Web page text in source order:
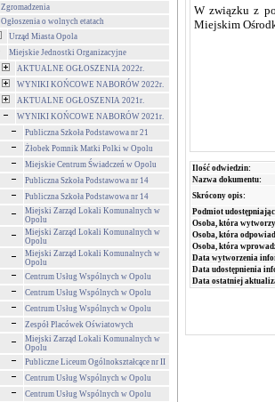
Zgromadzenia
Ogłoszenia o wolnych etatach
Urząd Miasta Opola
Miejskie Jednostki Organizacyjne
AKTUALNE OGŁOSZENIA 2022r.
WYNIKI KOŃCOWE NABORÓW 2022r.
AKTUALNE OGŁOSZENIA 2021r.
WYNIKI KOŃCOWE NABORÓW 2021r.
Publiczna Szkoła Podstawowa nr 21
Żłobek Pomnik Matki Polki w Opolu
Miejskie Centrum Świadczeń w Opolu
Publiczna Szkoła Podstawowa nr 14
Publiczna Szkoła Podstawowa nr 14
Miejski Zarząd Lokali Komunalnych w
Opolu
Miejski Zarząd Lokali Komunalnych w
Opolu
Miejski Zarząd Lokali Komunalnych w
Opolu
Centrum Usług Wspólnych w Opolu
Centrum Usług Wspólnych w Opolu
Centrum Usług Wspólnych w Opolu
Zespół Placówek Oświatowych
Miejski Zarząd Lokali Komunalnych w
Opolu
Publiczne Liceum Ogólnokształcące nr II
Centrum Usług Wspólnych w Opolu
Centrum Usług Wspólnych w Opolu
W związku z
Miejskim
Ilość odwiedzin:
Nazwa dokumentu:
Skrócony opis:
Podmiot
Osoba, która
Osoba, która
Osoba, która
Data wytworzenia
Data udostępnienia
Data ostatniej